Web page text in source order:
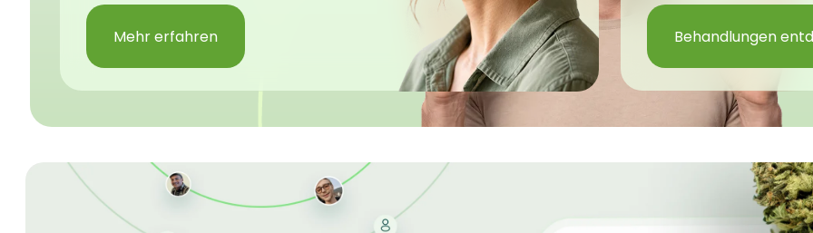
Mehr erfahren Behandlungen